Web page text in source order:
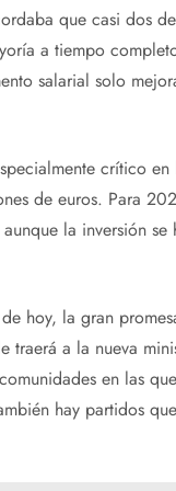
que casi dos
a tiempo
salarial solo
crítico
de euros. Para
la inversión
hoy, la gran
a la nueva
en las
hay partidos